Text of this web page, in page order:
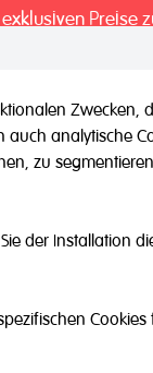
Preise
Katalog Blog
Zwecken,
analytische
zu
der Installation